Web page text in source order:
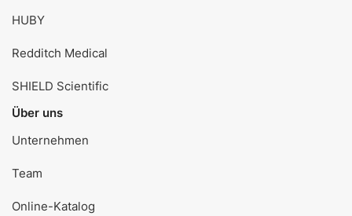
HUBY
Redditch Medical
SHIELD Scientific
Über uns
Unternehmen
Team
Online-Katalog